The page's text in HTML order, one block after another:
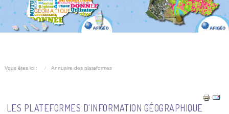
Vous êtes ici : Annuaire des plateformes
LES PLATEFORMES D'INFORMATION GÉOGRAPHIQUE